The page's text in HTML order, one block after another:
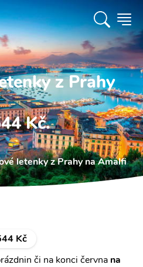
z Prahy
Kč.
letenky z Prahy na Amalfi
Kč
či na konci června na